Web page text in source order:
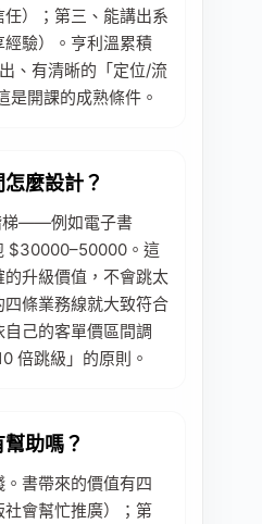
）；第三、能講出系
驗）。亨利溫累積
、有清晰的「定位/流
是開課的成熟條件。
麼設計？
梯——例如電子書
$30000–50000。這
升級價值，不會跳太
條業務線就大致符合
己的客單價區間調
倍跳級」的原則。
助嗎？
書帶來的價值有四
會幫忙推廣）；第